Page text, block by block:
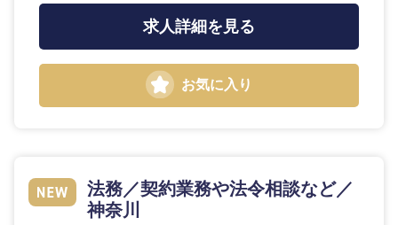
島根県
岡山県 広島県
高知県
求人詳細を見る
お気に入り
法務／契約業務や法令相談など／
神奈川